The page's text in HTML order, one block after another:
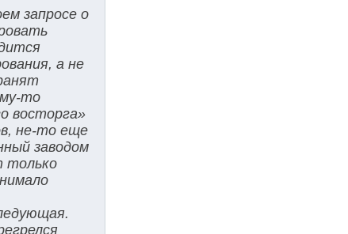
запросе о
а не
то
восторга»
не-то еще
заводом
только